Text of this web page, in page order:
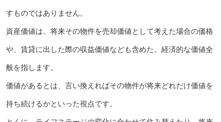
すものではありません。
資産価値は、将来その物件を売却価値として考えた場合の価格
や、賃貸に出した際の収益価値なども含めた、経済的な価値全
般を指します。
価値があるとは、言い換えればその物件が将来どれだけ価値を
持ち続けるかといった視点です。